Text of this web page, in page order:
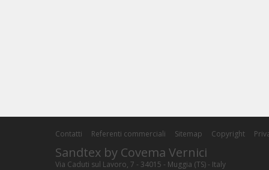
Contatti Referenti commerciali Sitemap Copyright
Sandtex by Covema Vernici
Via Caduti sul Lavoro, 7 - 34015 - Muggia (TS) - Italy